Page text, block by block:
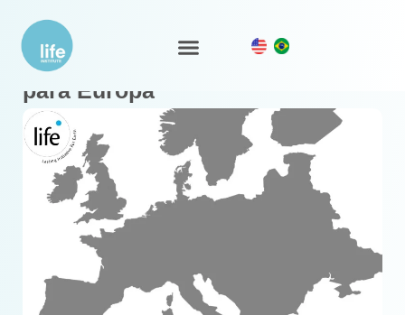
Metodologia LIFE expandindo
para Europa